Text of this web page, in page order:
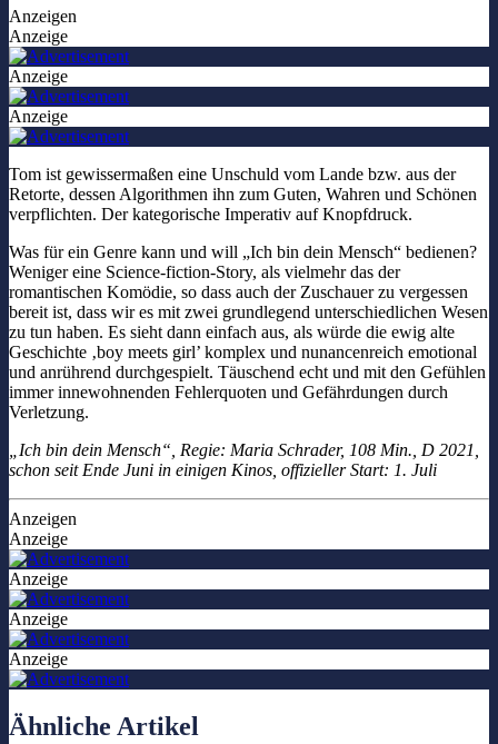
Anzeigen
Anzeige
Anzeige
Anzeige
Tom ist gewissermaßen eine Unschuld vom Lande bzw. aus der
Retorte, dessen Algorithmen ihn zum Guten, Wahren und Schönen
verpflichten. Der kategorische Imperativ auf Knopfdruck.
Was für ein Genre kann und will „Ich bin dein Mensch“ bedienen?
Weniger eine Science-fiction-Story, als vielmehr das der
romantischen Komödie, so dass auch der Zuschauer zu vergessen
bereit ist, dass wir es mit zwei grundlegend unterschiedlichen Wesen
zu tun haben. Es sieht dann einfach aus, als würde die ewig alte
Geschichte ‚boy meets girl’ komplex und nunancenreich emotional
und anrührend durchgespielt. Täuschend echt und mit den Gefühlen
immer innewohnenden Fehlerquoten und Gefährdungen durch
Verletzung.
„Ich bin dein Mensch“, Regie: Maria Schrader, 108 Min., D 2021,
schon seit Ende Juni in einigen Kinos, offizieller Start: 1. Juli
Anzeigen
Anzeige
Anzeige
Anzeige
Anzeige
Ähnliche Artikel